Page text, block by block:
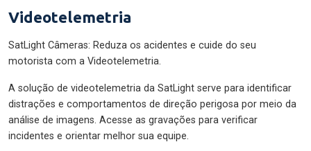
Videotelemetria
SatLight Câmeras: Reduza os acidentes e cuide do seu
motorista com a Videotelemetria.
A solução de videotelemetria da SatLight serve para identificar
distrações e comportamentos de direção perigosa por meio da
análise de imagens. Acesse as gravações para verificar
incidentes e orientar melhor sua equipe.